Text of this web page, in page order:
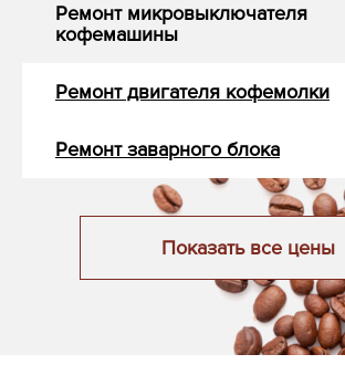
Ремонт микровыключателя
кофемашины
Ремонт двигателя кофемолки
Ремонт заварного блока
Показать все цены